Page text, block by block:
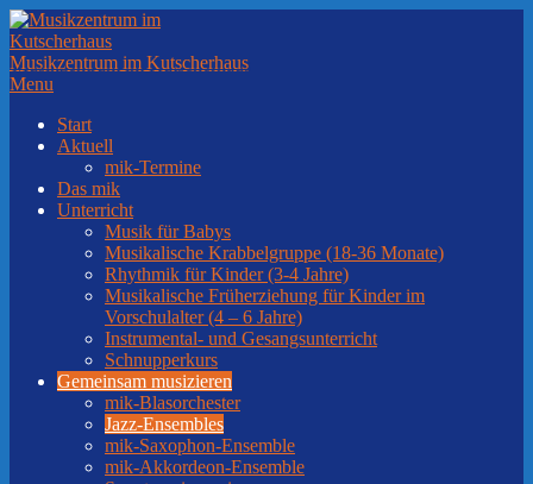
Skip
to
content
Musikzentrum im Kutscherhaus
Secondary
Menu
Menu
Start
Aktuell
mik-Termine
Das mik
Unterricht
Musik für Babys
Musikalische Krabbelgruppe (18-36 Monate)
Rhythmik für Kinder (3-4 Jahre)
Musikalische Früherziehung für Kinder im
Vorschulalter (4 – 6 Jahre)
Instrumental- und Gesangsunterricht
Schnupperkurs
Gemeinsam musizieren
mik-Blasorchester
Jazz-Ensembles
mik-Saxophon-Ensemble
mik-Akkordeon-Ensemble